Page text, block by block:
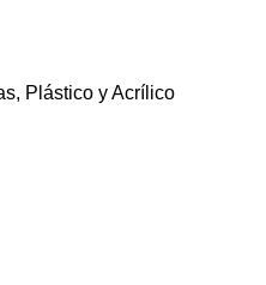
, Plástico y Acrílico